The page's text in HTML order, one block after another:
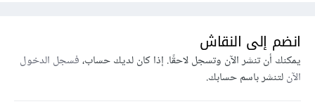
انضم إلى النقاش
يمكنك أن تنشر الآن وتسجل لاحقًا. إذا كان لديك حساب،فسجل الدخول
الآنلتنشر باسم حسابك.